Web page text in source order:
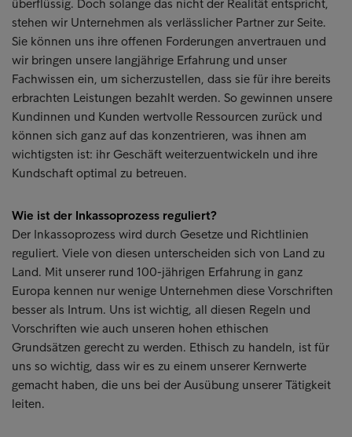
überflüssig. Doch solange das nicht der Realität entspricht,
stehen wir Unternehmen als verlässlicher Partner zur Seite.
Sie können uns ihre offenen Forderungen anvertrauen und
wir bringen unsere langjährige Erfahrung und unser
Fachwissen ein, um sicherzustellen, dass sie für ihre bereits
erbrachten Leistungen bezahlt werden. So gewinnen unsere
Kundinnen und Kunden wertvolle Ressourcen zurück und
können sich ganz auf das konzentrieren, was ihnen am
wichtigsten ist: ihr Geschäft weiterzuentwickeln und ihre
Kundschaft optimal zu betreuen.
Wie ist der Inkassoprozess reguliert?
Der Inkassoprozess wird durch Gesetze und Richtlinien
reguliert. Viele von diesen unterscheiden sich von Land zu
Land. Mit unserer rund 100-jährigen Erfahrung in ganz
Europa kennen nur wenige Unternehmen diese Vorschriften
besser als Intrum. Uns ist wichtig, all diesen Regeln und
Vorschriften wie auch unseren hohen ethischen
Grundsätzen gerecht zu werden. Ethisch zu handeln, ist für
uns so wichtig, dass wir es zu einem unserer Kernwerte
gemacht haben, die uns bei der Ausübung unserer Tätigkeit
leiten.